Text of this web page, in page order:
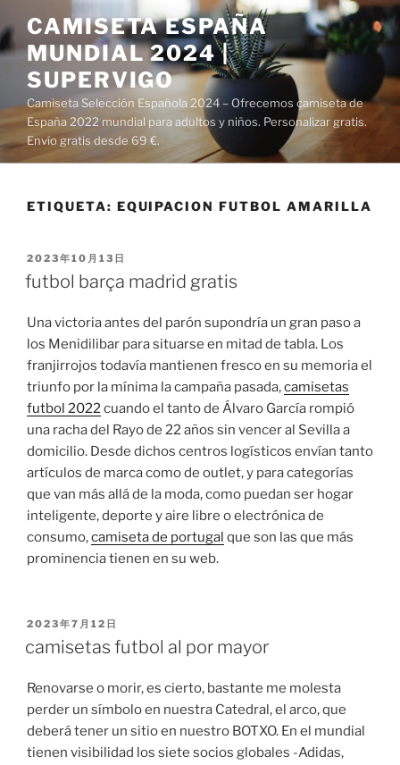
al
contenido
CAMISETA ESPAÑA
MUNDIAL 2024 |
SUPERVIGO
Camiseta Selección Española 2024 – Ofrecemos camiseta de
España 2022 mundial para adultos y niños. Personalizar gratis.
Envío gratis desde 69 €.
ETIQUETA: EQUIPACION FUTBOL AMARILLA
PUBLICADO
EL
2023年10月13日
futbol barça madrid gratis
Una victoria antes del parón supondría un gran paso a
los Menidilibar para situarse en mitad de tabla. Los
franjirrojos todavía mantienen fresco en su memoria el
triunfo por la mínima la campaña pasada,camisetas
futbol 2022cuando el tanto de Álvaro García rompió
una racha del Rayo de 22 años sin vencer al Sevilla a
domicilio. Desde dichos centros logísticos envían tanto
artículos de marca como de outlet, y para categorías
que van más allá de la moda, como puedan ser hogar
inteligente, deporte y aire libre o electrónica de
consumo,camiseta de portugal que son las que más
prominencia tienen en su web.
PUBLICADO
2023年7月12日
camisetas futbol al por mayor
Renovarse o morir, es cierto, bastante me molesta
perder un símbolo en nuestra Catedral, el arco, que
deberá tener un sitio en nuestro BOTXO. En el mundial
tienen visibilidad los siete socios globales -Adidas,